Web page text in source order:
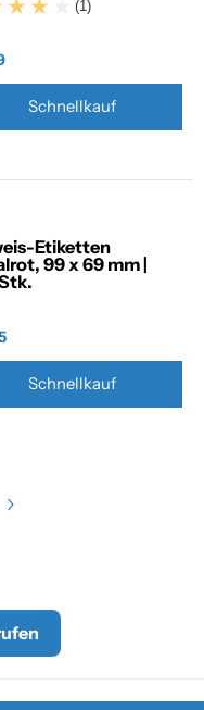
(1)
Schnellkauf
Etiketten
99 x 69 mm |
Schnellkauf